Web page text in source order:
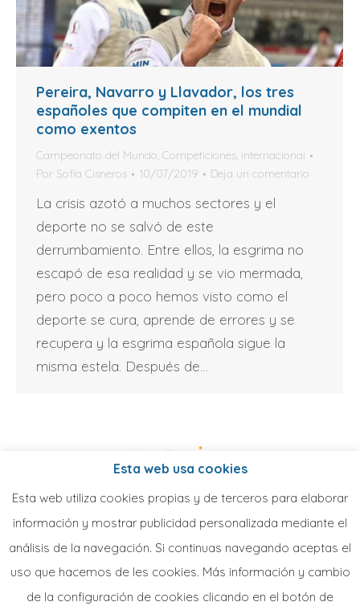
Pereira, Navarro y Llavador, los tres
españoles que compiten en el mundial
como exentos
Campeonato del Mundo, Competiciones, internacional
Por Sofía Cisneros 10/07/2019 Deja un comentario
La crisis azotó a muchos sectores y el
deporte no se salvó de este
derrumbamiento. Entre ellos, la esgrima no
escapó de esa realidad y se vio mermada,
pero poco a poco hemos visto como el
deporte se cura, aprende de errores y se
recupera y la esgrima española sigue la
misma estela. Después de…
Esta web usa cookies
Esta web utiliza cookies propias y de terceros para elaborar
información y mostrar publicidad personalizada mediante el
análisis de la navegación. Si continuas navegando aceptas el
uso que hacemos de les cookies. Más información y cambio
de la configuración de cookies clicando en el botón de